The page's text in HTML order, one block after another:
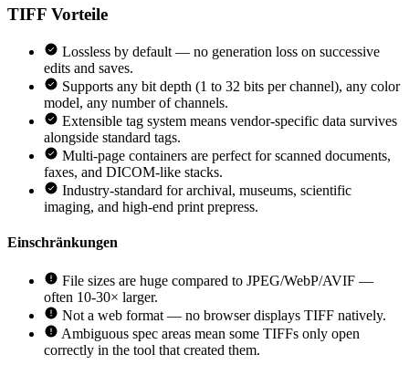
TIFF Vorteile
Lossless by default — no generation loss on successive
edits and saves.
Supports any bit depth (1 to 32 bits per channel), any color
model, any number of channels.
Extensible tag system means vendor-specific data survives
alongside standard tags.
Multi-page containers are perfect for scanned documents,
faxes, and DICOM-like stacks.
Industry-standard for archival, museums, scientific
imaging, and high-end print prepress.
Einschränkungen
File sizes are huge compared to JPEG/WebP/AVIF —
often 10-30× larger.
Not a web format — no browser displays TIFF natively.
Ambiguous spec areas mean some TIFFs only open
correctly in the tool that created them.